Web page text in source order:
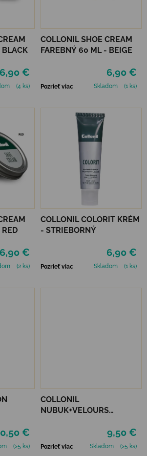
BLACK
6,90 €
(4 ks)
COLLONIL SHOE CREAM
FAREBNÝ 60 ML - BEIGE
6,90 €
Pozrieť viac Skladom (1 ks)
6,90 €
(2 ks)
COLLONIL COLORIT KRÉM
- STRIEBORNÝ
6,90 €
Pozrieť viac Skladom (1 ks)
€
(>5 ks)
COLLONIL
NUBUK+VELOURS
9,50 €
Pozrieť viac Skladom (>5 ks)